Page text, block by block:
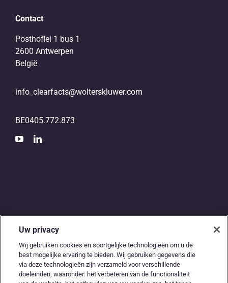
Contact
Posthoflei 1 bus 1
2600 Antwerpen
België
info_clearfacts@wolterskluwer.com
BE0405.772.873
De digitale snelweg
tussen
Uw privacy
Wij gebruiken cookies en soortgelijke technologieën om u de
best mogelijke ervaring te bieden. Wij gebruiken gegevens die
via deze technologieën zijn verzameld voor verschillende
doeleinden, waaronder: het verbeteren van de functionaliteit